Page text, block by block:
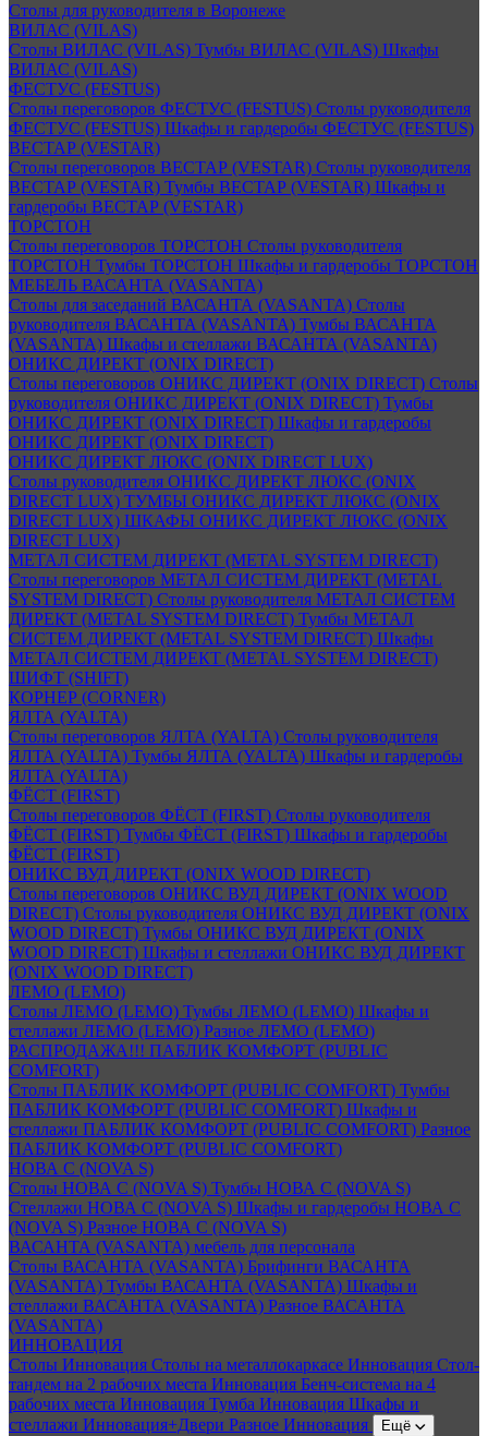
Столы для руководителя в Воронеже
ВИЛАС (VILAS)
Столы ВИЛАС (VILAS) Тумбы ВИЛАС (VILAS) Шкафы
ВИЛАС (VILAS)
ФЕСТУС (FESTUS)
Столы переговоров ФЕСТУС (FESTUS) Столы руководителя
ФЕСТУС (FESTUS) Шкафы и гардеробы ФЕСТУС (FESTUS)
ВЕСТАР (VESTAR)
Столы переговоров ВЕСТАР (VESTAR) Столы руководителя
ВЕСТАР (VESTAR) Тумбы ВЕСТАР (VESTAR) Шкафы и
гардеробы ВЕСТАР (VESTAR)
ТОРСТОН
Столы переговоров ТОРСТОН Столы руководителя
ТОРСТОН Тумбы ТОРСТОН Шкафы и гардеробы ТОРСТОН
МЕБЕЛЬ ВАСАНТА (VASANTA)
Столы для заседаний ВАСАНТА (VASANTA) Столы
руководителя ВАСАНТА (VASANTA) Тумбы ВАСАНТА
(VASANTA) Шкафы и стеллажи ВАСАНТА (VASANTA)
ОНИКС ДИРЕКТ (ONIX DIRECT)
Столы переговоров ОНИКС ДИРЕКТ (ONIX DIRECT) Столы
руководителя ОНИКС ДИРЕКТ (ONIX DIRECT) Тумбы
ОНИКС ДИРЕКТ (ONIX DIRECT) Шкафы и гардеробы
ОНИКС ДИРЕКТ (ONIX DIRECT)
ОНИКС ДИРЕКТ ЛЮКС (ONIX DIRECT LUX)
Столы руководителя ОНИКС ДИРЕКТ ЛЮКС (ONIX
DIRECT LUX) ТУМБЫ ОНИКС ДИРЕКТ ЛЮКС (ONIX
DIRECT LUX) ШКАФЫ ОНИКС ДИРЕКТ ЛЮКС (ONIX
DIRECT LUX)
МЕТАЛ СИСТЕМ ДИРЕКТ (METAL SYSTEM DIRECT)
Столы переговоров МЕТАЛ СИСТЕМ ДИРЕКТ (METAL
SYSTEM DIRECT) Столы руководителя МЕТАЛ СИСТЕМ
ДИРЕКТ (METAL SYSTEM DIRECT) Тумбы МЕТАЛ
СИСТЕМ ДИРЕКТ (METAL SYSTEM DIRECT) Шкафы
МЕТАЛ СИСТЕМ ДИРЕКТ (METAL SYSTEM DIRECT)
ШИФТ (SHIFT)
КОРНЕР (CORNER)
ЯЛТА (YALTA)
Столы переговоров ЯЛТА (YALTA) Столы руководителя
ЯЛТА (YALTA) Тумбы ЯЛТА (YALTA) Шкафы и гардеробы
ЯЛТА (YALTA)
ФЁСТ (FIRST)
Столы переговоров ФЁСТ (FIRST) Столы руководителя
ФЁСТ (FIRST) Тумбы ФЁСТ (FIRST) Шкафы и гардеробы
ФЁСТ (FIRST)
ОНИКС ВУД ДИРЕКТ (ONIX WOOD DIRECT)
Столы переговоров ОНИКС ВУД ДИРЕКТ (ONIX WOOD
DIRECT) Столы руководителя ОНИКС ВУД ДИРЕКТ (ONIX
WOOD DIRECT) Тумбы ОНИКС ВУД ДИРЕКТ (ONIX
WOOD DIRECT) Шкафы и стеллажи ОНИКС ВУД ДИРЕКТ
(ONIX WOOD DIRECT)
ЛЕМО (LEMO)
Столы ЛЕМО (LEMO) Тумбы ЛЕМО (LEMO) Шкафы и
стеллажи ЛЕМО (LEMO) Разное ЛЕМО (LEMO)
РАСПРОДАЖА!!! ПАБЛИК КОМФОРТ (PUBLIC
COMFORT)
Столы ПАБЛИК КОМФОРТ (PUBLIC COMFORT) Тумбы
ПАБЛИК КОМФОРТ (PUBLIC COMFORT) Шкафы и
стеллажи ПАБЛИК КОМФОРТ (PUBLIC COMFORT) Разное
ПАБЛИК КОМФОРТ (PUBLIC COMFORT)
НОВА С (NOVA S)
Столы НОВА С (NOVA S) Тумбы НОВА С (NOVA S)
Стеллажи НОВА С (NOVA S) Шкафы и гардеробы НОВА С
(NOVA S) Разное НОВА С (NOVA S)
ВАСАНТА (VASANTA) мебель для персонала
Столы ВАСАНТА (VASANTA) Брифинги ВАСАНТА
(VASANTA) Тумбы ВАСАНТА (VASANTA) Шкафы и
стеллажи ВАСАНТА (VASANTA) Разное ВАСАНТА
(VASANTA)
ИННОВАЦИЯ
Столы Инновация Столы на металлокаркасе Инновация Стол-
тандем на 2 рабочих места Инновация Бенч-система на 4
рабочих места Инновация Тумба Инновация Шкафы и
стеллажи Инновация+Двери Разное Инновация Ещё